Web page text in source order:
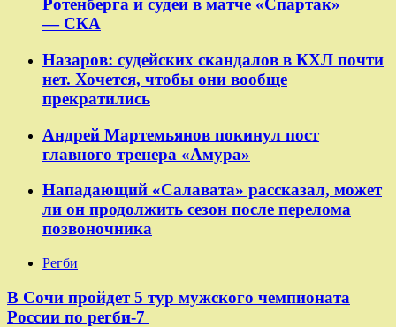
Ротенберга и судей в матче «Спартак»
— СКА
Назаров: судейских скандалов в КХЛ почти
нет. Хочется, чтобы они вообще
прекратились
Андрей Мартемьянов покинул пост
главного тренера «Амура»
Нападающий «Салавата» рассказал, может
ли он продолжить сезон после перелома
позвоночника
Регби
В Сочи пройдет 5 тур мужского чемпионата
России по регби-7